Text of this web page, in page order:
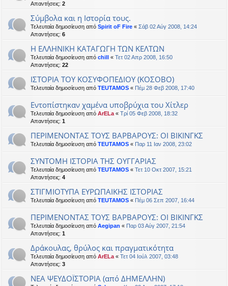
Απαντήσεις: 2
Σύμβολα και η Ιστορία τους.
Τελευταία δημοσίευση από Spirit oF Fire « Σάβ 02 Αύγ 2008, 14:24
Απαντήσεις: 6
Η ΕΛΛΗΝΙΚΗ ΚΑΤΑΓΩΓΗ ΤΩΝ ΚΕΛΤΩΝ
Τελευταία δημοσίευση από chill « Τετ 02 Απρ 2008, 16:50
Απαντήσεις: 22
ΙΣΤΟΡΙΑ ΤΟΥ ΚΟΣΥΦΟΠΕΔΙΟΥ (ΚΟΣΟΒΟ)
Τελευταία δημοσίευση από TEUTAMOS « Πέμ 28 Φεβ 2008, 17:40
Εντοπίστηκαν χαμένα υποβρύχια του Χίτλερ
Τελευταία δημοσίευση από ArELa « Τρί 05 Φεβ 2008, 18:32
Απαντήσεις: 1
ΠΕΡΙΜΕΝΟΝΤΑΣ ΤΟΥΣ ΒΑΡΒΑΡΟΥΣ: ΟΙ ΒΙΚΙΝΓΚΣ
Τελευταία δημοσίευση από TEUTAMOS « Παρ 11 Ιαν 2008, 23:02
ΣΥΝΤΟΜΗ ΙΣΤΟΡΙΑ ΤΗΣ ΟΥΓΓΑΡΙΑΣ
Τελευταία δημοσίευση από TEUTAMOS « Τετ 10 Οκτ 2007, 15:21
Απαντήσεις: 4
ΣΤΙΓΜΙΟΤΥΠΑ ΕΥΡΩΠΑΙΚΗΣ ΙΣΤΟΡΙΑΣ
Τελευταία δημοσίευση από TEUTAMOS « Πέμ 06 Σεπ 2007, 16:44
ΠΕΡΙΜΕΝΟΝΤΑΣ ΤΟΥΣ ΒΑΡΒΑΡΟΥΣ: ΟΙ ΒΙΚΙΝΓΚΣ
Τελευταία δημοσίευση από Aegipan « Παρ 03 Αύγ 2007, 21:54
Απαντήσεις: 1
Δράκουλας, θρύλος και πραγματικότητα
Τελευταία δημοσίευση από ArELa « Τετ 04 Ιούλ 2007, 03:48
Απαντήσεις: 3
ΝΕΑ ΨΕΥΔΟΪΣΤΟΡΙΑ (από ΔΗΜΕΛΛΗΝ)